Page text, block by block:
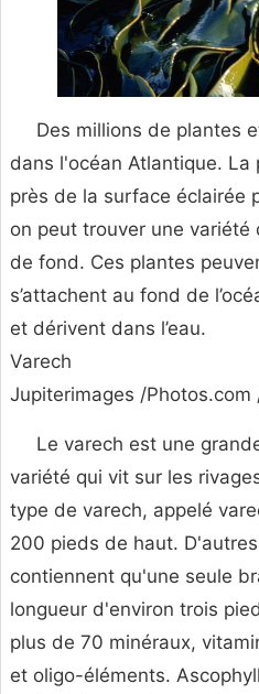
Des millions de plantes
dans l'océan Atlantique. La
près de la surface éclairée
on peut trouver une
de fond. Ces plantes
s’attachent au fond de
et dérivent dans l’eau.
Varech
Jupiterimages /Photos.com
Le varech est une
variété qui vit sur les
type de varech, appelé
200 pieds de haut.
contiennent qu'une seule
longueur d'environ trois
plus de 70 minéraux,
et oligo-éléments.